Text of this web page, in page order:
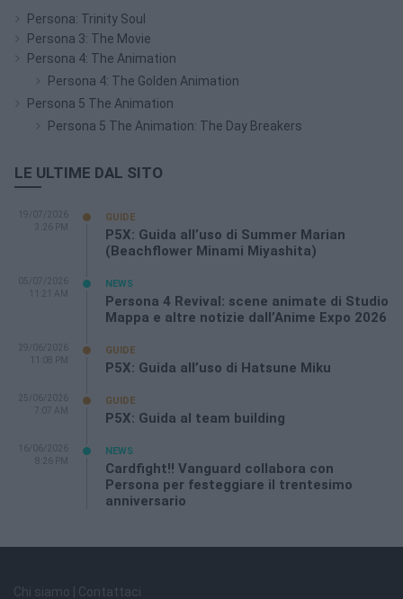
Persona: Trinity Soul
Persona 3: The Movie
Persona 4: The Animation
Persona 4: The Golden Animation
Persona 5 The Animation
Persona 5 The Animation: The Day Breakers
LE ULTIME DAL SITO
19/07/2026
3:26 PM
GUIDE
P5X: Guida all’uso di Summer Marian
(Beachflower Minami Miyashita)
05/07/2026
11:21 AM
NEWS
Persona 4 Revival: scene animate di Studio
Mappa e altre notizie dall’Anime Expo 2026
29/06/2026
11:08 PM
GUIDE
P5X: Guida all’uso di Hatsune Miku
25/06/2026
7:07 AM
GUIDE
P5X: Guida al team building
16/06/2026
8:26 PM
NEWS
Cardfight!! Vanguard collabora con
Persona per festeggiare il trentesimo
anniversario
Chi siamo | Contattaci